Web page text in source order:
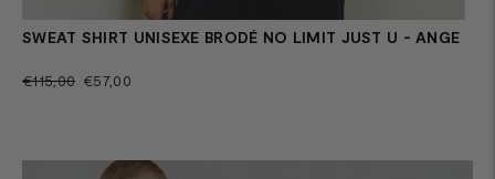
SWEAT SHIRT UNISEXE BRODÉ NO LIMIT JUST U - ANGE
Prix
€115,00 Prix
€57,00